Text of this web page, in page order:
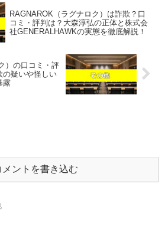
RAGNAROK（ラグナロク）は詐欺？口
コミ・評判は？大森淳弘の正体と株式会
社GENERALHAWKの実態を徹底解説！
）の口コミ・評
の疑いや怪しい
露
メントを書き込む